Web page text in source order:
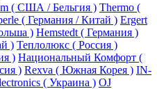
( США / Бельгия ) Thermo (
( Германия / Китай ) Ergert
) Hemstedt ( Германия )
) Теплолюкс ( Россия )
) Национальный Комфорт (
) Rexva ( Южная Корея ) IN-
( Украина ) OJ